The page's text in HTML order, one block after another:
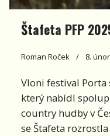
Štafeta PFP
Roman Roček 8.
Vloni festival
který nabídl
country hudby v
se Štafeta